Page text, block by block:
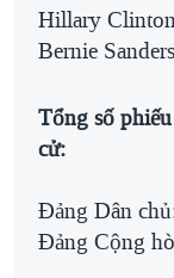
Hillary
Bernie
Tổng số
cử:
Đảng Dân
Đảng Cộng